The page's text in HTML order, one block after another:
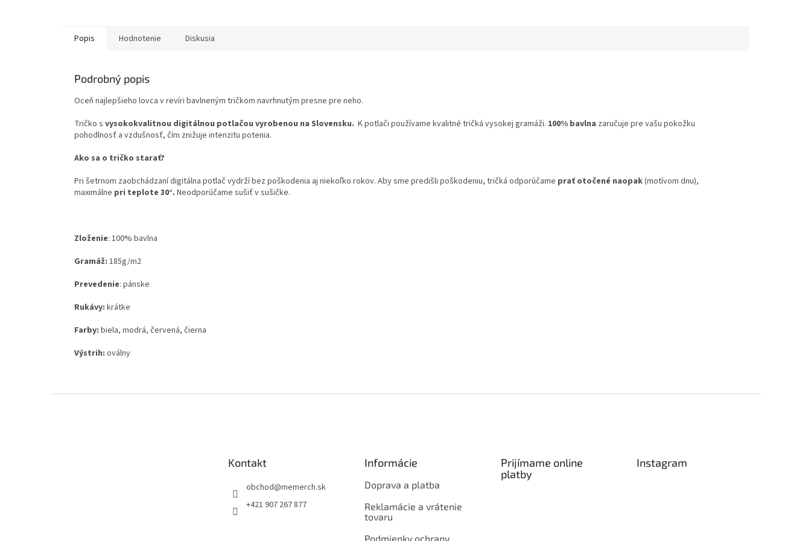
Popis Hodnotenie Diskusia
Podrobný popis
Oceň najlepšieho lovca v revíri bavlneným tričkom navrhnutým presne pre neho.
Tričko s vysokokvalitnou digitálnou potlačou vyrobenou na Slovensku. K potlači používame kvalitné tričká vysokej gramáži. 100% bavlna zaručuje pre vašu pokožku
pohodlnosť a vzdušnosť, čím znižuje intenzitu potenia.
Ako sa o tričko starať?
Pri šetrnom zaobchádzaní digitálna potlač vydrží bez poškodenia aj niekoľko rokov. Aby sme predišli poškodeniu, tričká odporúčame prať otočené naopak(motívom dnu),
maximálne pri teplote 30°. Neodporúčame sušiť v sušičke.
Zloženie: 100% bavlna
Gramáž: 185g/m2
Prevedenie: pánske
Rukávy: krátke
Farby: biela, modrá, červená, čierna
Výstrih: oválny
Kontakt
obchod@memerch.sk
+421 907 267 877
Informácie
Doprava a platba
Reklamácie a vrátenie
tovaru
Podmienky ochrany
Prijímame online
platby
Instagram